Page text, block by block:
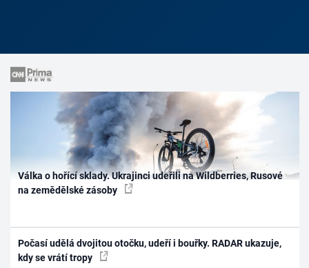
Válka o hořící sklady. Ukrajinci udeřili na Wildberries, Rusové
na zemědělské zásoby
Počasí udělá dvojitou otočku, udeří i bouřky. RADAR ukazuje,
kdy se vrátí tropy